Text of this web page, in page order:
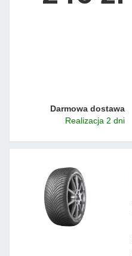
Darmowa dostawa
Realizacja 2 dni